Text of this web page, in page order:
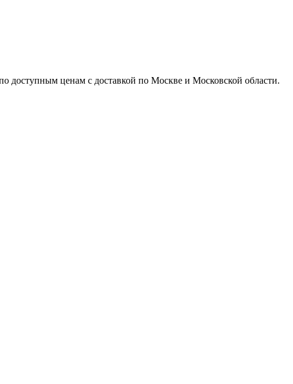
доступным ценам с доставкой по Москве и Московской области.